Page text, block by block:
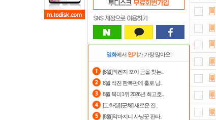
영화에서 인기가 가장 많아요!
[8월]멕켄지 포이 금을 찾는..
8월 적진 한복판에 홀로 남..
8월 북미1위 2026년 최고호..
[고화질] [군체] 새로운 진..
[8월]악마지니 사냥꾼 판타..